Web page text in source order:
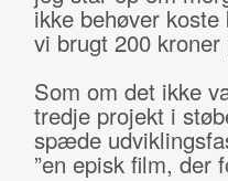
ikke behøver
vi brugt 200
Som om det ikke
tredje projekt i
spæde
”en episk film, der